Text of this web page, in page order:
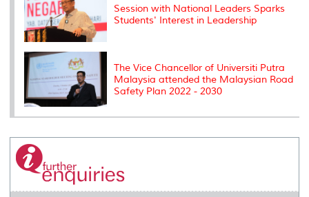
Session with National Leaders Sparks
Students' Interest in Leadership
The Vice Chancellor of Universiti Putra
Malaysia attended the Malaysian Road
Safety Plan 2022 - 2030